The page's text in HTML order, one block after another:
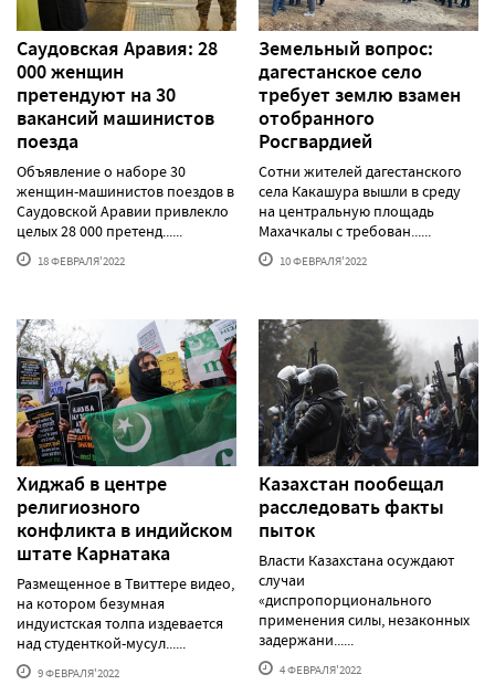
Саудовская Аравия: 28
000 женщин
претендуют на 30
вакансий машинистов
поезда
Объявление о наборе 30
женщин-машинистов поездов в
Саудовской Аравии привлекло
целых 28 000 претенд......
18 ФЕВРАЛЯ'2022
Земельный вопрос:
дагестанское село
требует землю взамен
отобранного
Росгвардией
Сотни жителей дагестанского
села Какашура вышли в среду
на центральную площадь
Махачкалы с требован......
10 ФЕВРАЛЯ'2022
Хиджаб в центре
религиозного
конфликта в индийском
штате Карнатака
Размещенное в Твиттере видео,
на котором безумная
индуистская толпа издевается
над студенткой-мусул......
9 ФЕВРАЛЯ'2022
Казахстан пообещал
расследовать факты
пыток
Власти Казахстана осуждают
случаи
«диспропорционального
применения силы, незаконных
задержани......
4 ФЕВРАЛЯ'2022